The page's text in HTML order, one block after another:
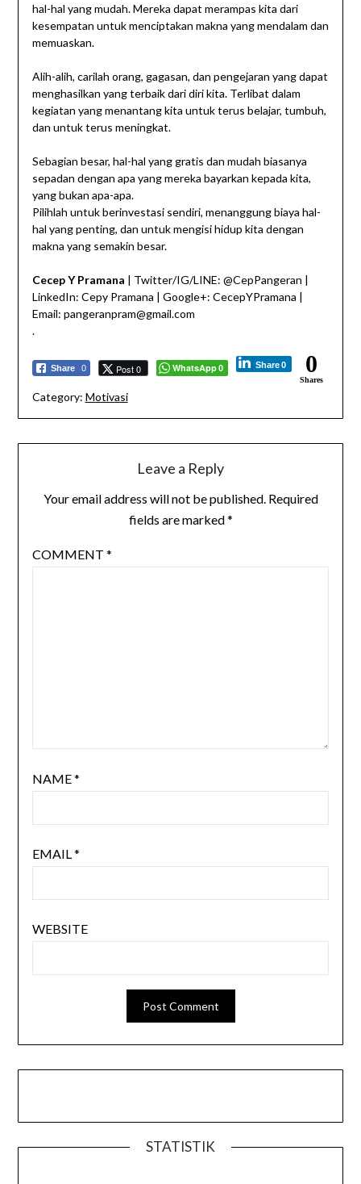
hal-hal yang mudah. Mereka dapat merampas kita dari
kesempatan untuk menciptakan makna yang mendalam dan
memuaskan.
Alih-alih, carilah orang, gagasan, dan pengejaran yang dapat
menghasilkan yang terbaik dari diri kita. Terlibat dalam
kegiatan yang menantang kita untuk terus belajar, tumbuh,
dan untuk terus meningkat.
Sebagian besar, hal-hal yang gratis dan mudah biasanya
sepadan dengan apa yang mereka bayarkan kepada kita,
yang bukan apa-apa.
Pilihlah untuk berinvestasi sendiri, menanggung biaya hal-
hal yang penting, dan untuk mengisi hidup kita dengan
makna yang semakin besar.
Cecep Y Pramana | Twitter/IG/LINE: @CepPangeran |
LinkedIn: Cepy Pramana | Google+: CecepYPramana |
Email: pangeranpram@gmail.com
.
Share 0 Post 0 WhatsApp 0 Share 0 0
Shares
Category: Motivasi
Leave a Reply
Your email address will not be published. Required
fields are marked*
COMMENT *
NAME*
EMAIL*
WEBSITE
STATISTIK